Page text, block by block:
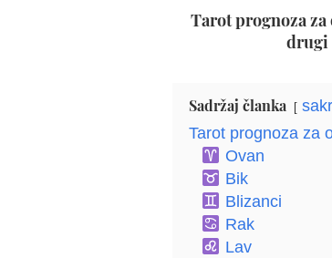
Tarot prognoza
drugi
Sadržaj članka
Tarot prognoza za
Ovan
Bik
Blizanci
Rak
Lav